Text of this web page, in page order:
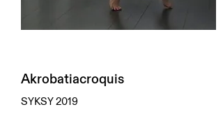
Akrobatiacroquis
SYKSY 2019